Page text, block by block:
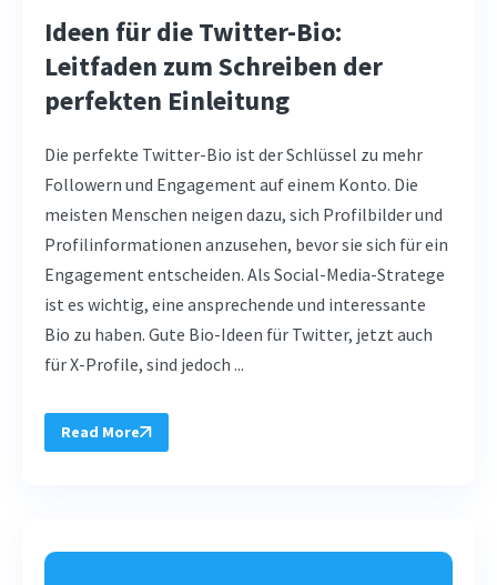
Ideen für die Twitter-Bio:
Leitfaden zum Schreiben der
perfekten Einleitung
Die perfekte Twitter-Bio ist der Schlüssel zu mehr
Followern und Engagement auf einem Konto. Die
meisten Menschen neigen dazu, sich Profilbilder und
Profilinformationen anzusehen, bevor sie sich für ein
Engagement entscheiden. Als Social-Media-Stratege
ist es wichtig, eine ansprechende und interessante
Bio zu haben. Gute Bio-Ideen für Twitter, jetzt auch
für X-Profile, sind jedoch ...
Read More